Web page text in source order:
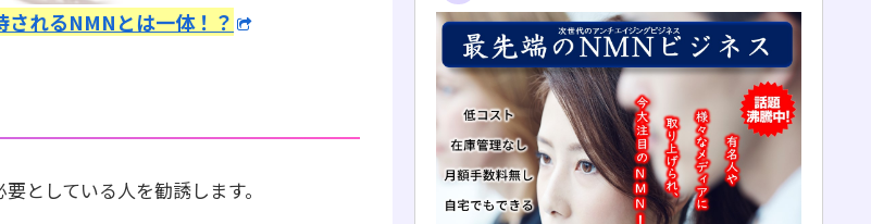
れるNMNとは一体！？
としている人を勧誘します。